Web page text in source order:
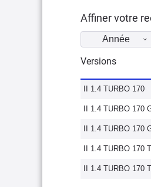
Affiner votre
Année
Versions
II 1.4 TURBO 170
II 1.4 TURBO 170
II 1.4 TURBO 170
II 1.4 TURBO 170
II 1.4 TURBO 170